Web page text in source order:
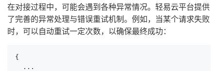
在对接过程中，可能会遇到各种异常情况。轻易云平台提供
了完善的异常处理与错误重试机制。例如，当某个请求失败
时，可以自动重试一定次数，以确保最终成功：
{
  ...